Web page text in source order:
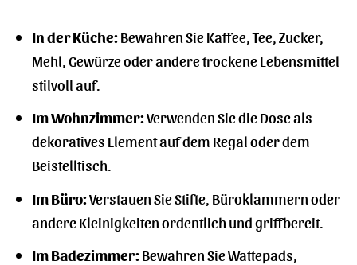
In der Küche:Bewahren Sie Kaffee, Tee, Zucker,
Mehl, Gewürze oder andere trockene Lebensmittel
stilvoll auf.
Im Wohnzimmer:Verwenden Sie die Dose als
dekoratives Element auf dem Regal oder dem
Beistelltisch.
Im Büro:Verstauen Sie Stifte, Büroklammern oder
andere Kleinigkeiten ordentlich und griffbereit.
Im Badezimmer:Bewahren Sie Wattepads,